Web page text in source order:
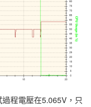
程電壓在5.065V，只